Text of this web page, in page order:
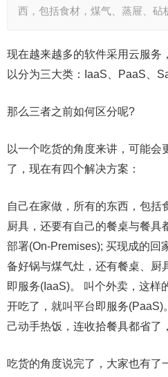
西，包括食材，煤气、蒸屉、砧
现在越来越多的软件采用云服务
以分为三大类：IaaS、PaaS、
那么三者之前如何区分呢?
以一个吃货的角度来讲，可能会
了，现在有四个解决方案：
自己在家做，所有的东西，包括
厨具，还要有自己的餐桌与餐具
部署(On-Premises); 买现成的回
备好锅与煤气灶，还有餐桌、厨
即服务(IaaS)。 叫个外卖，这样
开吃了，就叫平台即服务(PaaS)
己动手热饭，连收拾餐具都省了
吃货的角度说完了，大家也有了